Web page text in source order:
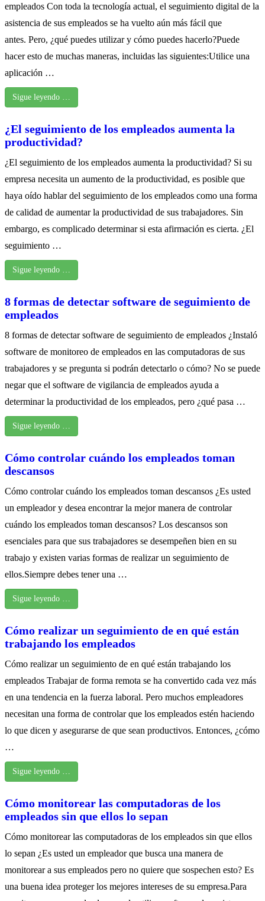
empleados Con toda la tecnología actual, el seguimiento digital de la
asistencia de sus empleados se ha vuelto aún más fácil que
antes. Pero, ¿qué puedes utilizar y cómo puedes hacerlo?Puede
hacer esto de muchas maneras, incluidas las siguientes:Utilice una
aplicación …
Sigue leyendo …
¿El seguimiento de los empleados aumenta la
productividad?
¿El seguimiento de los empleados aumenta la productividad? Si su
empresa necesita un aumento de la productividad, es posible que
haya oído hablar del seguimiento de los empleados como una forma
de calidad de aumentar la productividad de sus trabajadores. Sin
embargo, es complicado determinar si esta afirmación es cierta. ¿El
seguimiento …
Sigue leyendo …
8 formas de detectar software de seguimiento de
empleados
8 formas de detectar software de seguimiento de empleados ¿Instaló
software de monitoreo de empleados en las computadoras de sus
trabajadores y se pregunta si podrán detectarlo o cómo? No se puede
negar que el software de vigilancia de empleados ayuda a
determinar la productividad de los empleados, pero ¿qué pasa …
Sigue leyendo …
Cómo controlar cuándo los empleados toman
descansos
Cómo controlar cuándo los empleados toman descansos ¿Es usted
un empleador y desea encontrar la mejor manera de controlar
cuándo los empleados toman descansos? Los descansos son
esenciales para que sus trabajadores se desempeñen bien en su
trabajo y existen varias formas de realizar un seguimiento de
ellos.Siempre debes tener una …
Sigue leyendo …
Cómo realizar un seguimiento de en qué están
trabajando los empleados
Cómo realizar un seguimiento de en qué están trabajando los
empleados Trabajar de forma remota se ha convertido cada vez más
en una tendencia en la fuerza laboral. Pero muchos empleadores
necesitan una forma de controlar que los empleados estén haciendo
lo que dicen y asegurarse de que sean productivos. Entonces, ¿cómo
…
Sigue leyendo …
Cómo monitorear las computadoras de los
empleados sin que ellos lo sepan
Cómo monitorear las computadoras de los empleados sin que ellos
lo sepan ¿Es usted un empleador que busca una manera de
monitorear a sus empleados pero no quiere que sospechen esto? Es
una buena idea proteger los mejores intereses de su empresa.Para